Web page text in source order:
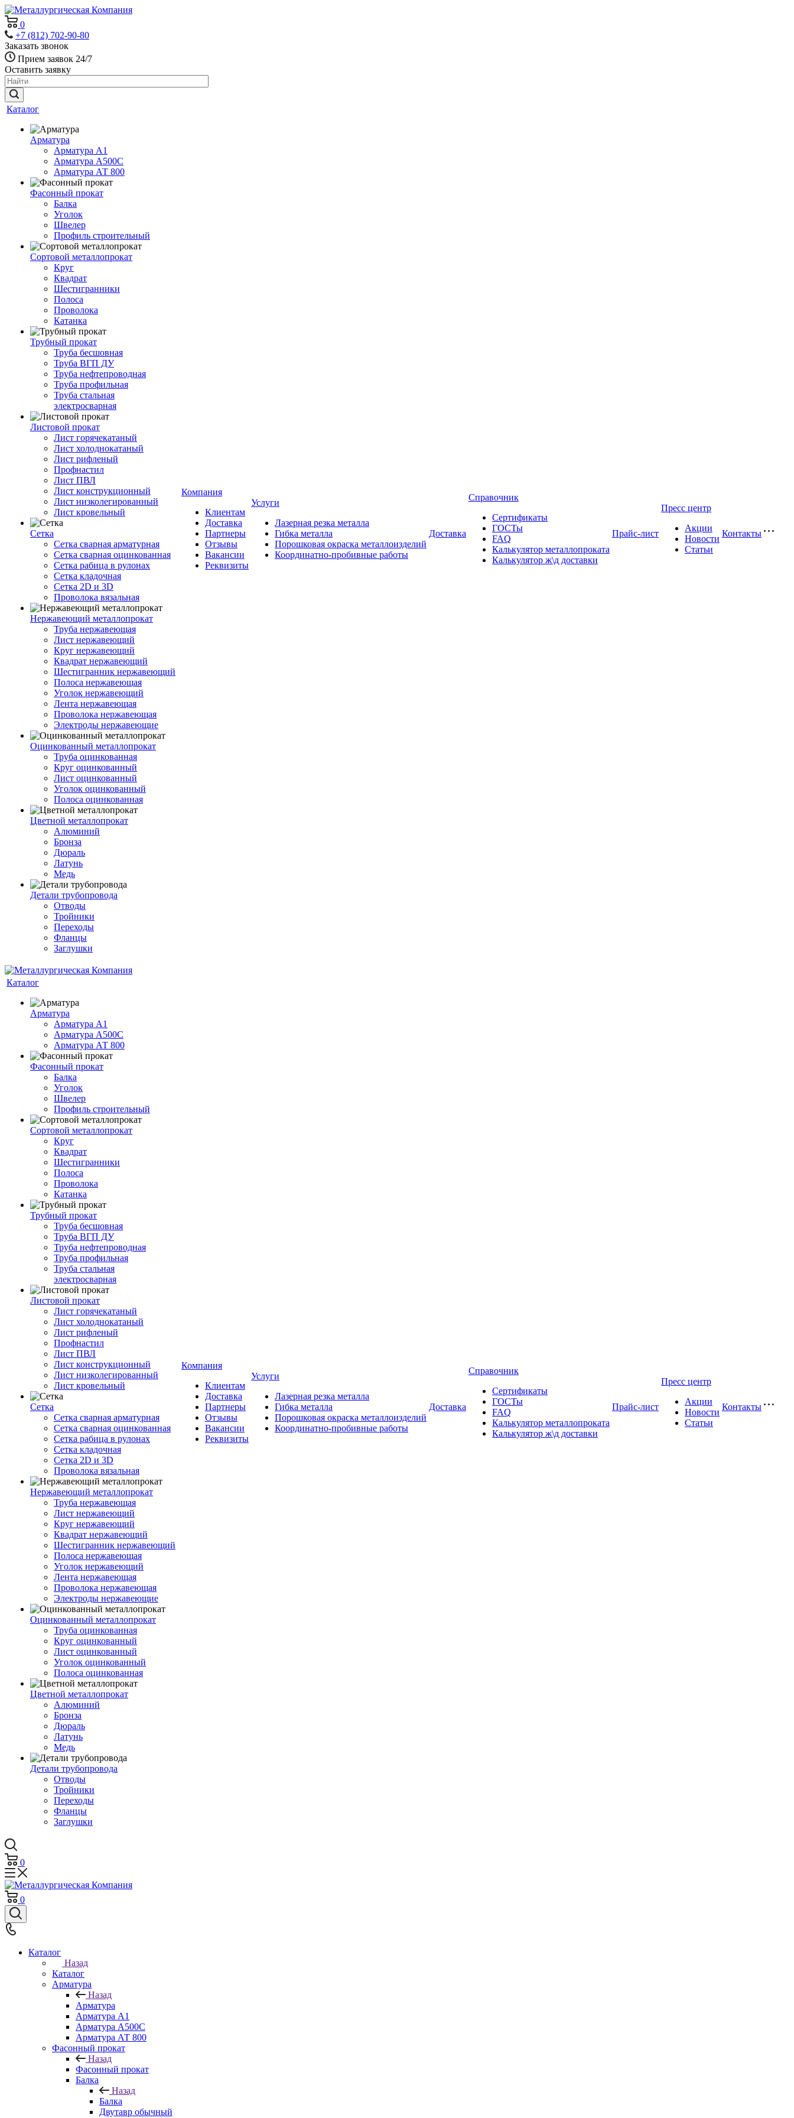
0
+7 (812) 702-90-80
Заказать звонок
Прием заявок 24/7
Оставить заявку
Каталог
Арматура
Арматура А1
Арматура А500С
Арматура АТ 800
Фасонный прокат
Балка
Уголок
Швелер
Профиль строительный
Сортовой металлопрокат
Круг
Квадрат
Шестигранники
Полоса
Проволока
Катанка
Трубный прокат
Труба бесшовная
Труба ВГП ДУ
Труба нефтепроводная
Труба профильная
Труба стальная
электросварная
Листовой прокат
Лист горячекатаный
Лист холоднокатаный
Лист рифленый
Профнастил
Лист ПВЛ
Лист конструкционный
Лист низколегированный
Лист кровельный
Сетка
Сетка сварная арматурная
Сетка сварная оцинкованная
Сетка рабица в рулонах
Сетка кладочная
Сетка 2D и 3D
Проволока вязальная
Нержавеющий металлопрокат
Труба нержавеющая
Лист нержавеющий
Круг нержавеющий
Квадрат нержавеющий
Шестигранник нержавеющий
Полоса нержавеющая
Уголок нержавеющий
Лента нержавеющая
Проволока нержавеющая
Электроды нержавеющие
Оцинкованный металлопрокат
Труба оцинкованная
Круг оцинкованный
Лист оцинкованный
Уголок оцинкованный
Полоса оцинкованная
Цветной металлопрокат
Алюминий
Бронза
Дюраль
Латунь
Медь
Детали трубопровода
Отводы
Тройники
Переходы
Фланцы
Заглушки
Компания
Клиентам
Доставка
Партнеры
Отзывы
Вакансии
Реквизиты
Услуги
Лазерная резка металла
Гибка металла
Порошковая окраска металлоизделий
Координатно-пробивные работы
Доставка
Справочник
Сертификаты
ГОСТы
FAQ
Калькулятор металлопроката
Калькулятор ж\д доставки
Прайс-лист
Пресс центр
Акции
Новости
Статьи
Контакты
Каталог
Арматура
Арматура А1
Арматура А500С
Арматура АТ 800
Фасонный прокат
Балка
Уголок
Швелер
Профиль строительный
Сортовой металлопрокат
Круг
Квадрат
Шестигранники
Полоса
Проволока
Катанка
Трубный прокат
Труба бесшовная
Труба ВГП ДУ
Труба нефтепроводная
Труба профильная
Труба стальная
электросварная
Листовой прокат
Лист горячекатаный
Лист холоднокатаный
Лист рифленый
Профнастил
Лист ПВЛ
Лист конструкционный
Лист низколегированный
Лист кровельный
Сетка
Сетка сварная арматурная
Сетка сварная оцинкованная
Сетка рабица в рулонах
Сетка кладочная
Сетка 2D и 3D
Проволока вязальная
Нержавеющий металлопрокат
Труба нержавеющая
Лист нержавеющий
Круг нержавеющий
Квадрат нержавеющий
Шестигранник нержавеющий
Полоса нержавеющая
Уголок нержавеющий
Лента нержавеющая
Проволока нержавеющая
Электроды нержавеющие
Оцинкованный металлопрокат
Труба оцинкованная
Круг оцинкованный
Лист оцинкованный
Уголок оцинкованный
Полоса оцинкованная
Цветной металлопрокат
Алюминий
Бронза
Дюраль
Латунь
Медь
Детали трубопровода
Отводы
Тройники
Переходы
Фланцы
Заглушки
Компания
Клиентам
Доставка
Партнеры
Отзывы
Вакансии
Реквизиты
Услуги
Лазерная резка металла
Гибка металла
Порошковая окраска металлоизделий
Координатно-пробивные работы
Доставка
Справочник
Сертификаты
ГОСТы
FAQ
Калькулятор металлопроката
Калькулятор ж\д доставки
Прайс-лист
Пресс центр
Акции
Новости
Статьи
Контакты
0
0
Каталог
Назад
Каталог
Арматура
Назад
Арматура
Арматура А1
Арматура А500С
Арматура АТ 800
Фасонный прокат
Назад
Фасонный прокат
Балка
Назад
Балка
Двутавр обычный